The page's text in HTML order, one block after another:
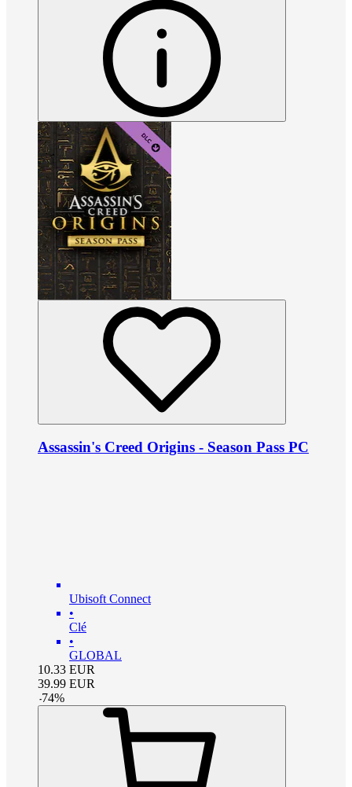
Assassin's Creed Origins - Season Pass PC
Ubisoft Connect
•
Clé
•
GLOBAL
10.33 EUR
39.99 EUR
-74%